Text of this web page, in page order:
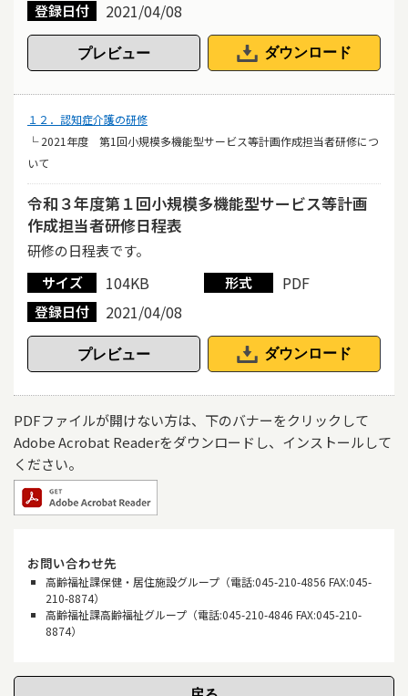
登録日付 2021/04/08
ダウンロード
１２．認知症介護の研修
└ 2021年度 第1回小規模多機能型サービス等計画作成担当者研修につ
いて
令和３年度第１回小規模多機能型サービス等計画
作成担当者研修日程表
研修の日程表です。
サイズ
104KB 形式 PDF
登録日付 2021/04/08
ダウンロード
PDFファイルが開けない方は、下のバナーをクリックして
Adobe Acrobat Readerをダウンロードし、インストールして
ください。
お問い合わせ先
高齢福祉課保健・居住施設グループ（電話:045-210-4856 FAX:045-
210-8874）
高齢福祉課高齢福祉グループ（電話:045-210-4846 FAX:045-210-
8874）